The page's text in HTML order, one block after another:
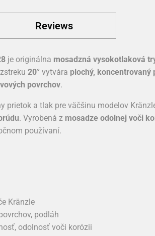
Reviews
je originálna mosadzná vysokotlaková
20° vytvára plochý, koncentrovaný
povrchov.
prietok a tlak pre väčšinu modelov
. Vyrobená z mosadze odolnej voči
používaní.
Kränzle
podláh
odolnosť voči korózii